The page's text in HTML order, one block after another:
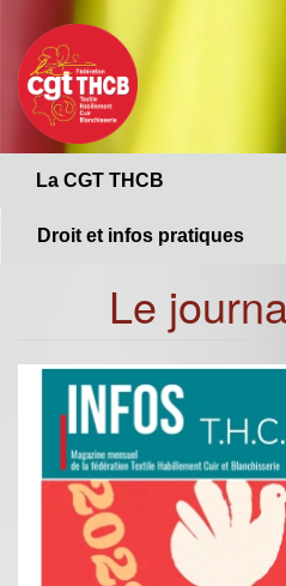
contenu
principal
La CGT THCB
Droit et infos pratiques
Le